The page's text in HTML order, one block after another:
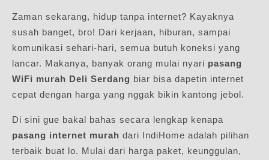
Zaman sekarang, hidup tanpa internet? Kayaknya
susah banget, bro! Dari kerjaan, hiburan, sampai
komunikasi sehari-hari, semua butuh koneksi yang
lancar. Makanya, banyak orang mulai nyari pasang
WiFi murah Deli Serdang biar bisa dapetin internet
cepat dengan harga yang nggak bikin kantong jebol.
Di sini gue bakal bahas secara lengkap kenapa
pasang internet murah dari IndiHome adalah pilihan
terbaik buat lo. Mulai dari harga paket, keunggulan,